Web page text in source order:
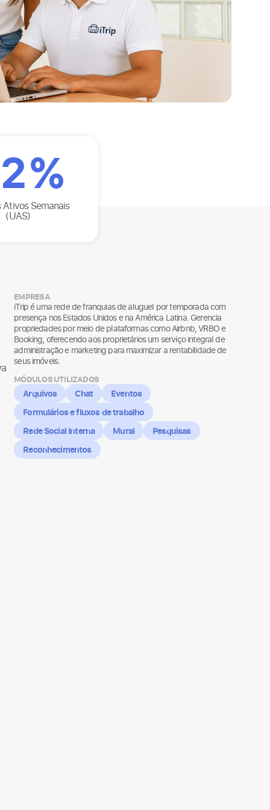
%
Ativos Semanais
(UAS)
EMPRESA
iTrip é uma rede de franquias de aluguel por temporada com
presença nos Estados Unidos e na América Latina. Gerencia
propriedades por meio de plataformas como Airbnb, VRBO e
Booking, oferecendo aos proprietários um serviço integral de
administração e marketing para maximizar a rentabilidade de
seus imóveis.
MÓDULOS UTILIZADOS
Arquivos Chat
Eventos
Formulários e fluxos de trabalho
Rede Social Interna
Mural
Pesquisas
Reconhecimentos